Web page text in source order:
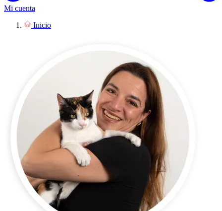
Mi cuenta
Inicio